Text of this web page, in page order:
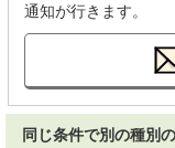
通知が行きます。
同じ条件で別の種別